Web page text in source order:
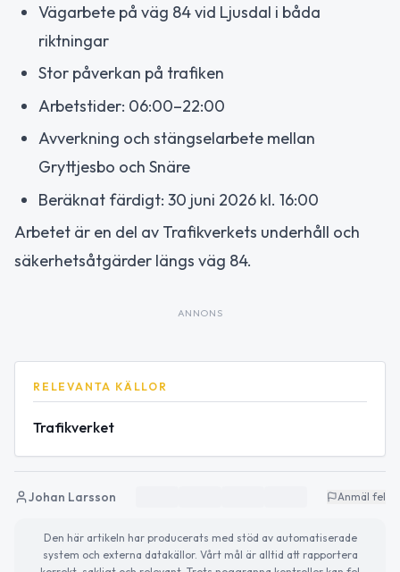
Vägarbete på väg 84 vid Ljusdal i båda
riktningar
Stor påverkan på trafiken
Arbetstider: 06:00–22:00
Avverkning och stängselarbete mellan
Gryttjesbo och Snäre
Beräknat färdigt: 30 juni 2026 kl. 16:00
Arbetet är en del av Trafikverkets underhåll och
säkerhetsåtgärder längs väg 84.
ANNONS
RELEVANTA KÄLLOR
Trafikverket
Johan Larsson Anmäl fel
Den här artikeln har producerats med stöd av automatiserade
system och externa datakällor. Vårt mål är alltid att rapportera